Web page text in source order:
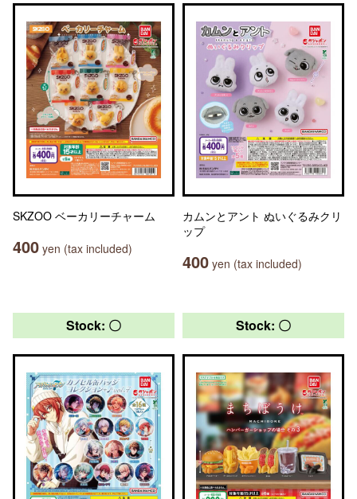
SKZOO ベーカリーチャーム
400 yen (tax included)
カムンとアント ぬいぐるみクリ
ップ
400 yen (tax included)
Stock: 〇 Stock: 〇